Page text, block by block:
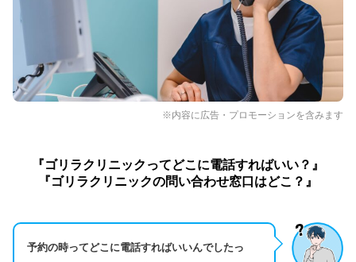
※内容に広告・プロモーションを含みます
『ゴリラクリニックってどこに電話すればいい？』
『ゴリラクリニックの問い合わせ窓口はどこ？』
予約の時ってどこに電話すればいいんでしたっ